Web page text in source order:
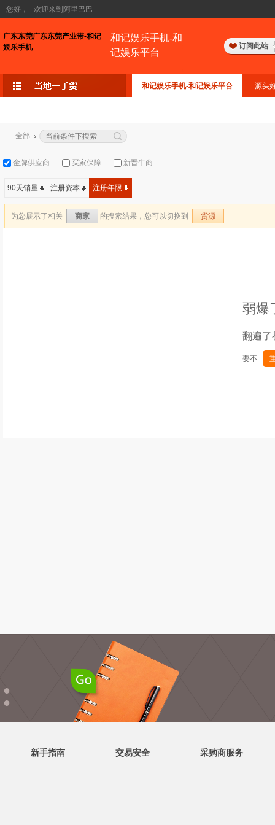
您好， 欢迎来到阿里巴巴
广东东莞广东东莞产业带-和记
娱乐手机
和记娱乐手机-和
记娱乐平台
订阅此站
和记娱乐手机-和记娱乐平台 源头
全部
金牌供应商 买家保障 新晋牛商
90天销量 注册资本 注册年限
为您展示了相关 商家 的搜索结果，您可以切换到 货源
弱爆
翻遍了
要不
●
●
新手指南 交易安全 采购商服务